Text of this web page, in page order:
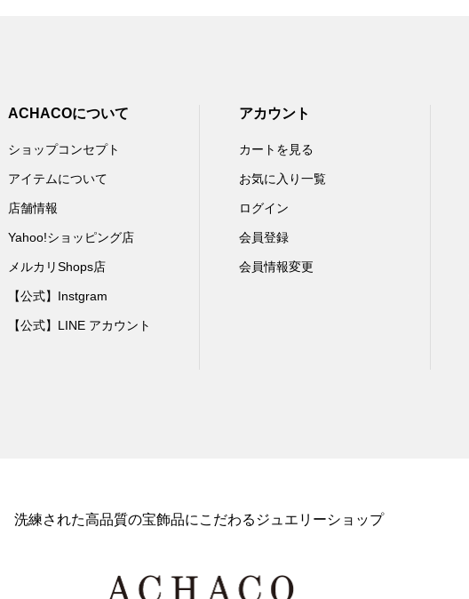
ACHACOについて
ショップコンセプト
アイテムについて
店舗情報
Yahoo!ショッピング店
メルカリShops店
【公式】Instgram
【公式】LINE アカウント
アカウント
カートを見る
お気に入り一覧
ログイン
会員登録
会員情報変更
洗練された高品質の宝飾品にこだわるジュエリーショップ